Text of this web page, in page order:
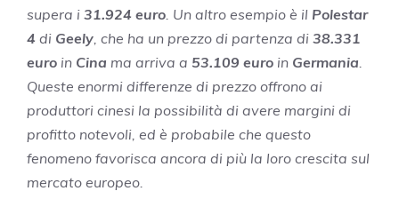
supera i 31.924 euro . Un altro esempio è il Polestar
4 di Geely , che ha un prezzo di partenza di 38.331
euro in Cina ma arriva a 53.109 euro in Germania
Queste enormi differenze di prezzo offrono ai
produttori cinesi la possibilità di avere margini di
profitto notevoli, ed è probabile che questo
fenomeno favorisca ancora di più la loro crescita sul
mercato europeo.